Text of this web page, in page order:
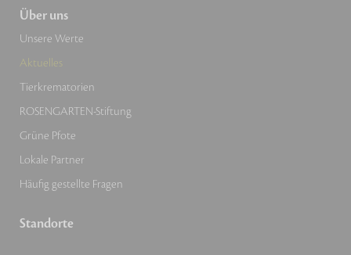
Über uns
Unsere Werte
Aktuelles
Tierkrematorien
ROSENGARTEN-Stiftung
Grüne Pfote
Lokale Partner
Häufig gestellte Fragen
Standorte